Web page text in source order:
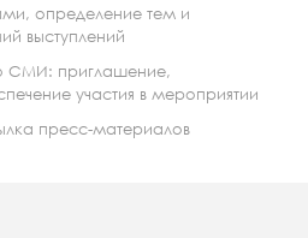
определение тем и
выступлений
СМИ: приглашение,
участия в мероприятии
пресс-материалов